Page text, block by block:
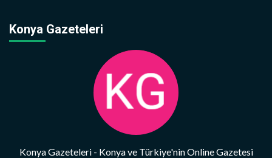
Konya Gazeteleri
Konya Gazeteleri - Konya ve Türkiye'nin Online Gazetesi